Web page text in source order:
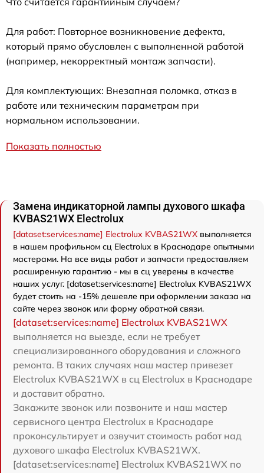
Для работ: Повторное возникновение дефекта,
который прямо обусловлен с выполненной работой
(например, некорректный монтаж запчасти).
Для комплектующих: Внезапная поломка, отказ в
работе или техническим параметрам при
нормальном использовании.
Показать полностью
Замена индикаторной лампы духового шкафа
KVBAS21WX Electrolux
[dataset:services:name] Electrolux KVBAS21WX выполняется
в нашем профильном сц Electrolux в Краснодаре опытными
мастерами. На все виды работ и запчасти предоставляем
расширенную гарантию - мы в сц уверены в качестве
наших услуг. [dataset:services:name] Electrolux KVBAS21WX
будет стоить на -15% дешевле при оформлении заказа на
сайте через звонок или форму обратной связи.
[dataset:services:name] Electrolux KVBAS21WX
выполняется на выезде, если не требует
специализированного оборудования и сложного
ремонта. В таких случаях наш мастер привезет
Electrolux KVBAS21WX в сц Electrolux в Краснодаре
и доставит обратно.
Закажите звонок или позвоните и наш мастер
сервисного центра Electrolux в Краснодаре
проконсультирует и озвучит стоимость работ над
духового шкафа Electrolux KVBAS21WX.
[dataset:services:name] Electrolux KVBAS21WX по